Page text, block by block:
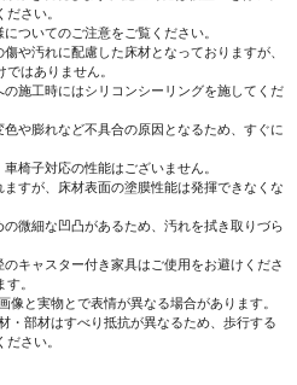
さい。
ついてのご注意をご覧ください。
や汚れに配慮した床材となっておりますが、
はありません。
施工時にはシリコンシーリングを施してくだ
や膨れなど不具合の原因となるため、すぐに
椅子対応の性能はございません。
すが、床材表面の塗膜性能は発揮できなくな
微細な凹凸があるため、汚れを拭き取りづら
キャスター付き家具はご使用をお避けくださ
。
と実物とで表情が異なる場合があります。
・部材はすべり抵抗が異なるため、歩行する
さい。